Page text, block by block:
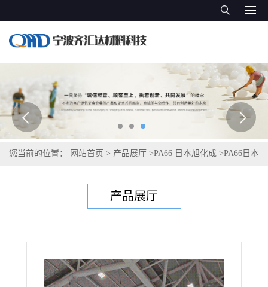
您当前的位置： 网站首页 > 产品展厅 >PA66 日本旭化成 >PA66日本
产品展厅